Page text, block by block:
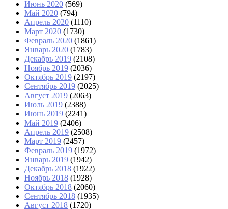
Июнь 2020 (569)
Май 2020 (794)
Апрель 2020 (1110)
Март 2020 (1730)
Февраль 2020 (1861)
Январь 2020 (1783)
Декабрь 2019 (2108)
Ноябрь 2019 (2036)
Октябрь 2019 (2197)
Сентябрь 2019 (2025)
Август 2019 (2063)
Июль 2019 (2388)
Июнь 2019 (2241)
Май 2019 (2406)
Апрель 2019 (2508)
Март 2019 (2457)
Февраль 2019 (1972)
Январь 2019 (1942)
Декабрь 2018 (1922)
Ноябрь 2018 (1928)
Октябрь 2018 (2060)
Сентябрь 2018 (1935)
Август 2018 (1720)